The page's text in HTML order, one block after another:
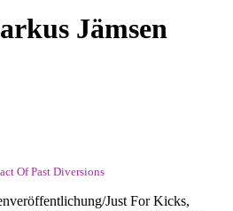
Jämsen
Of Past Diversions
Just For Kicks,